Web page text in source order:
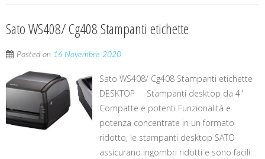
Sato WS408/ Cg408 Stampanti etichette
Posted on 16 Novembre 2020
Sato WS408/ Cg408 Stampanti etichette
DESKTOP Stampanti desktop da 4"
Compatte e potenti Funzionalità e
potenza concentrate in un formato
ridotto, le stampanti desktop SATO
assicurano ingombri ridotti e sono facili